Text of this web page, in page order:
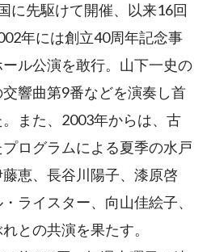
に先駆けて開催、以来16回
年には創立40周年記念事
ル公演を敢行。山下一史の
響曲第9番などを演奏し首
また、2003年からは、古
ログラムによる夏季の水戸
恵、長谷川陽子、漆原啓
ライスター、向山佳絵子、
との共演を果たす。